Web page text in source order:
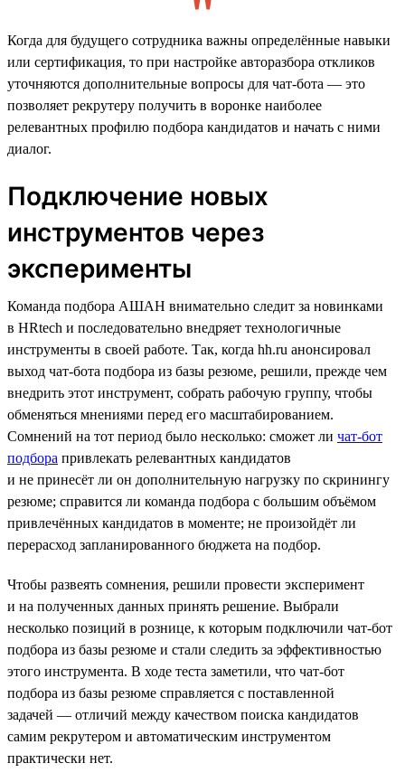
Когда для будущего сотрудника важны определённые навыки
или сертификация, то при настройке авторазбора откликов
уточняются дополнительные вопросы для чат-бота — это
позволяет рекрутеру получить в воронке наиболее
релевантных профилю подбора кандидатов и начать с ними
диалог.
Подключение новых
инструментов через
эксперименты
Команда подбора АШАН внимательно следит за новинками
в HRtech и последовательно внедряет технологичные
инструменты в своей работе. Так, когда hh.ru анонсировал
выход чат-бота подбора из базы резюме, решили, прежде чем
внедрить этот инструмент, собрать рабочую группу, чтобы
обменяться мнениями перед его масштабированием.
Сомнений на тот период было несколько: сможет ли чат-бот
подбора привлекать релевантных кандидатов
и не принесёт ли он дополнительную нагрузку по скринингу
резюме; справится ли команда подбора с большим объёмом
привлечённых кандидатов в моменте; не произойдёт ли
перерасход запланированного бюджета на подбор.
Чтобы развеять сомнения, решили провести эксперимент
и на полученных данных принять решение. Выбрали
несколько позиций в рознице, к которым подключили чат-бот
подбора из базы резюме и стали следить за эффективностью
этого инструмента. В ходе теста заметили, что чат-бот
подбора из базы резюме справляется с поставленной
задачей — отличий между качеством поиска кандидатов
самим рекрутером и автоматическим инструментом
практически нет.